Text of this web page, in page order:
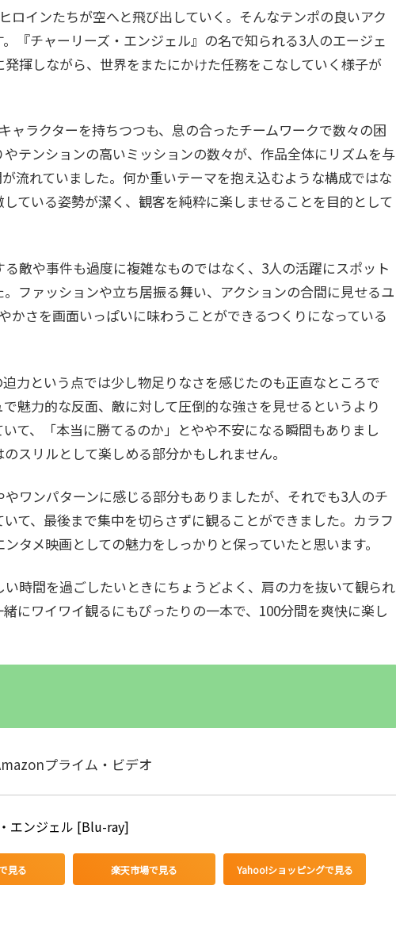
インたちが空へと飛び出していく。そんなテンポの良いアク
『チャーリーズ・エンジェル』の名で知られる3人のエージェ
揮しながら、世界をまたにかけた任務をこなしていく様子が
ャラクターを持ちつつも、息の合ったチームワークで数々の困
テンションの高いミッションの数々が、作品全体にリズムを与
流れていました。何か重いテーマを抱え込むような構成ではな
ている姿勢が潔く、観客を純粋に楽しませることを目的として
敵や事件も過度に複雑なものではなく、3人の活躍にスポット
ファッションや立ち居振る舞い、アクションの合間に見せるユ
かさを画面いっぱいに味わうことができるつくりになっている
力という点では少し物足りなさを感じたのも正直なところで
魅力的な反面、敵に対して圧倒的な強さを見せるというより
て、「本当に勝てるのか」とやや不安になる瞬間もありまし
スリルとして楽しめる部分かもしれません。
ワンパターンに感じる部分もありましたが、それでも3人のチ
て、最後まで集中を切らさずに観ることができました。カラフ
タメ映画としての魅力をしっかりと保っていたと思います。
時間を過ごしたいときにちょうどよく、肩の力を抜いて観られ
にワイワイ観るにもぴったりの一本で、100分間を爽快に楽し
プライム・ビデオ
エンジェル [Blu-ray]
見る 楽天市場で見る Yahoo!ショッピングで見る